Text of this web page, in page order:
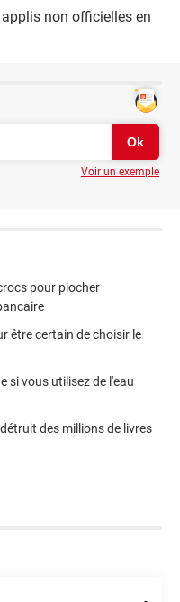
non officielles en
Voir un exemple
pour piocher
être certain de choisir le
si vous utilisez de l'eau
des millions de livres